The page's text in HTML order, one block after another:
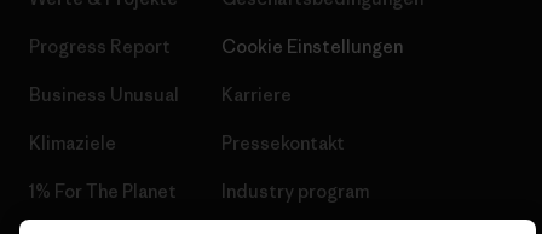
Progress Report
Business Unusual
Klimaziele
1% For The Planet
Cookie Einstellungen
Karriere
Pressekontakt
Industry program